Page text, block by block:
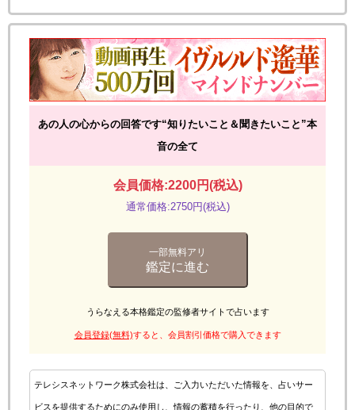
あの人の心からの回答です“知りたいこと＆聞きたいこと”本
音の全て
会員価格:2200円(税込)
通常価格:2750円(税込)
一部無料アリ
鑑定に進む
うらなえる本格鑑定の監修者サイトで占います
会員登録(無料)すると、会員割引価格で購入できます
テレシスネットワーク株式会社は、ご入力いただいた情報を、占いサー
ビスを提供するためにのみ使用し、情報の蓄積を行ったり、他の目的で